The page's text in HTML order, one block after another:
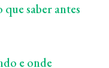
que saber antes
e onde